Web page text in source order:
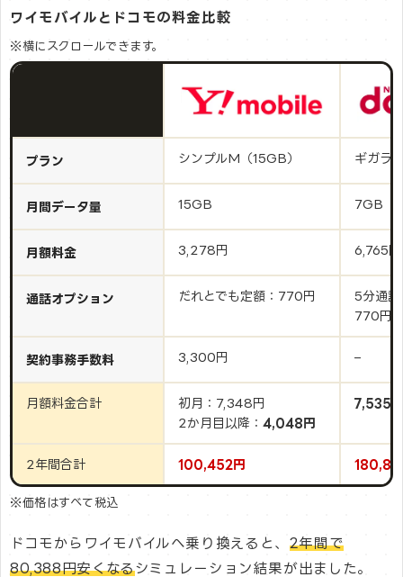
ワイモバイルとドコモの料金比較
※横にスクロールできます。
プラン シンプルM（15GB） ギガラ
月間データ量 15GB 7GB
月額料金 3,278円 6,765円
通話オプション だれとでも定額：770円
5分通話
770円
契約事務手数料 3,300円 –
月額料金合計
初月：7,348円
2か月目以降： 4,048円
7,535円
2年間合計 100,452円
※価格はすべて税込
ドコモからワイモバイルへ乗り換えると、 2年間で
80,388円安くなるシミュレーション結果が出ました。